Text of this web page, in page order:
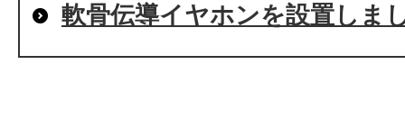
軟骨伝導イヤホンを設置しま